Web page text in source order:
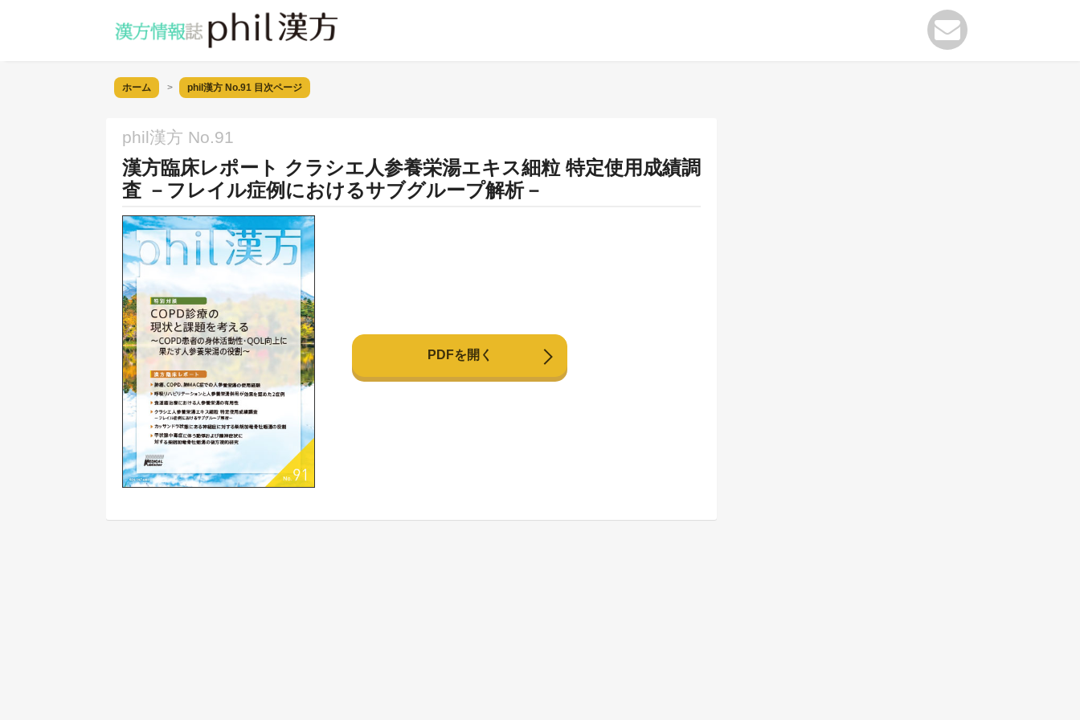
ホーム phil漢方 No.91 目次ページ
phil漢方 No.91
漢方臨床レポート クラシエ人参養栄湯エキス細粒 特定使用成績調
査 －フレイル症例におけるサブグループ解析－
PDFを開く